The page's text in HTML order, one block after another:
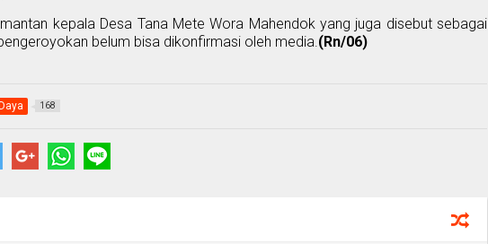
kepala Desa Tana Mete Wora Mahendok yang juga disebut sebagai
belum bisa dikonfirmasi oleh media.(Rn/06)
168